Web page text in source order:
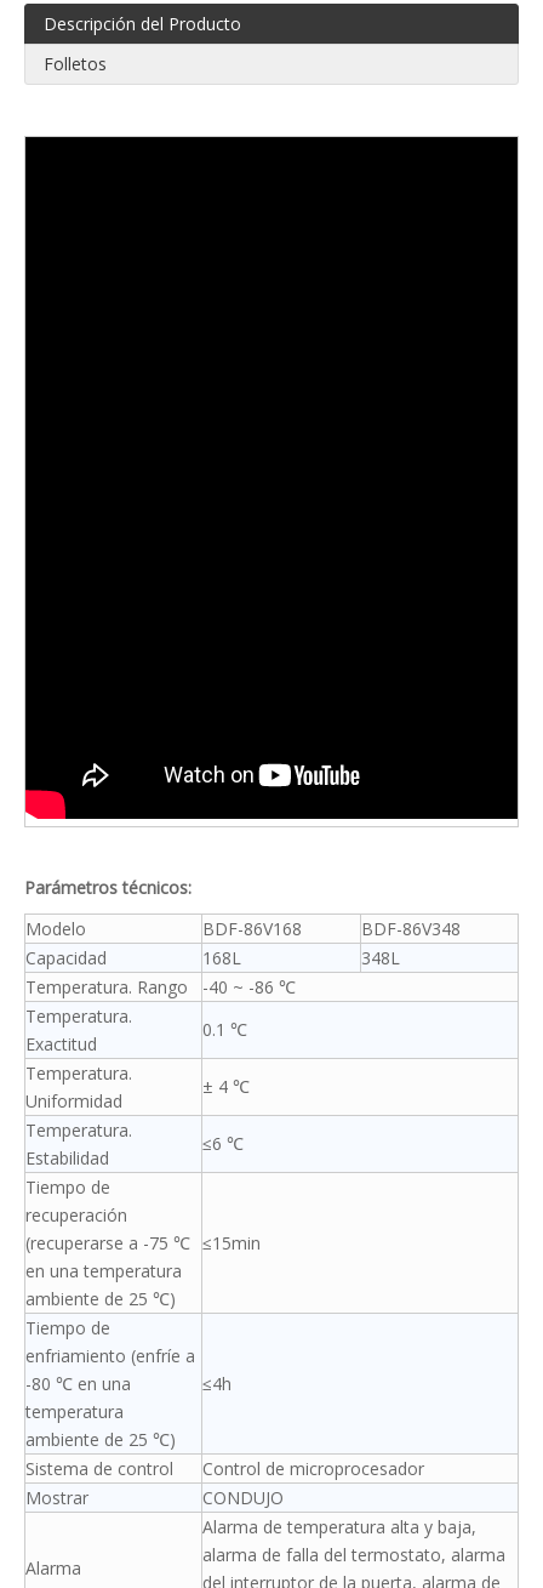
Descripción del Producto
Folletos
Parámetros técnicos:
Modelo
BDF-86V168
BDF-86V348
Capacidad
168L
348L
Temperatura. Rango
-40 ~ -86 ℃
Temperatura.
Exactitud
0.1 ℃
Temperatura.
Uniformidad
± 4 ℃
Temperatura.
Estabilidad
≤6 ℃
Tiempo de
recuperación
(recuperarse a -75 ℃
en una temperatura
ambiente de 25 ℃)
≤15min
Tiempo de
enfriamiento (enfríe a
-80 ℃ en una
temperatura
ambiente de 25 ℃)
≤4h
Sistema de control
Control de microprocesador
Mostrar
CONDUJO
Alarma
Alarma de temperatura alta y baja,
alarma de falla del termostato, alarma
del interruptor de la puerta, alarma de